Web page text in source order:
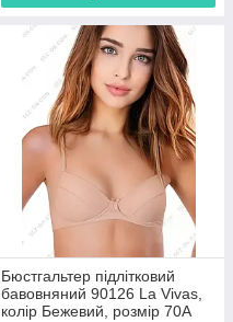
Бюстгальтер підлітковий
бавовняний 90126 La Vivas,
колір Бежевий, розмір 70A